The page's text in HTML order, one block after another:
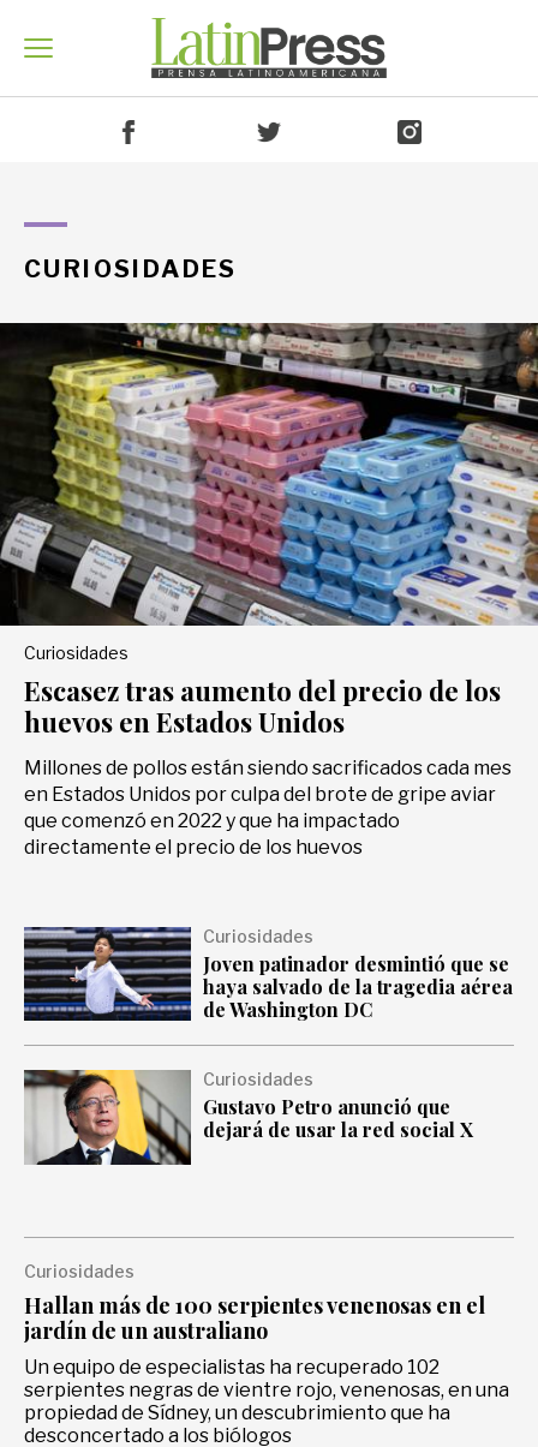
Mundo
Economía
Deportes
Entretenimiento
Curiosidades
Salud
Tecnología
Gastronomía
CURIOSIDADES
Curiosidades
Escasez tras aumento del precio de los
huevos en Estados Unidos
Millones de pollos están siendo sacrificados cada mes
en Estados Unidos por culpa del brote de gripe aviar
que comenzó en 2022 y que ha impactado
directamente el precio de los huevos
Curiosidades
Hallan más de 100 serpientes venenosas en el
jardín de un australiano
Un equipo de especialistas ha recuperado 102
serpientes negras de vientre rojo, venenosas, en una
propiedad de Sídney, un descubrimiento que ha
desconcertado a los biólogos
Curiosidades
Joven patinador desmintió que se
haya salvado de la tragedia aérea
de Washington DC
Curiosidades
Gustavo Petro anunció que
dejará de usar la red social X